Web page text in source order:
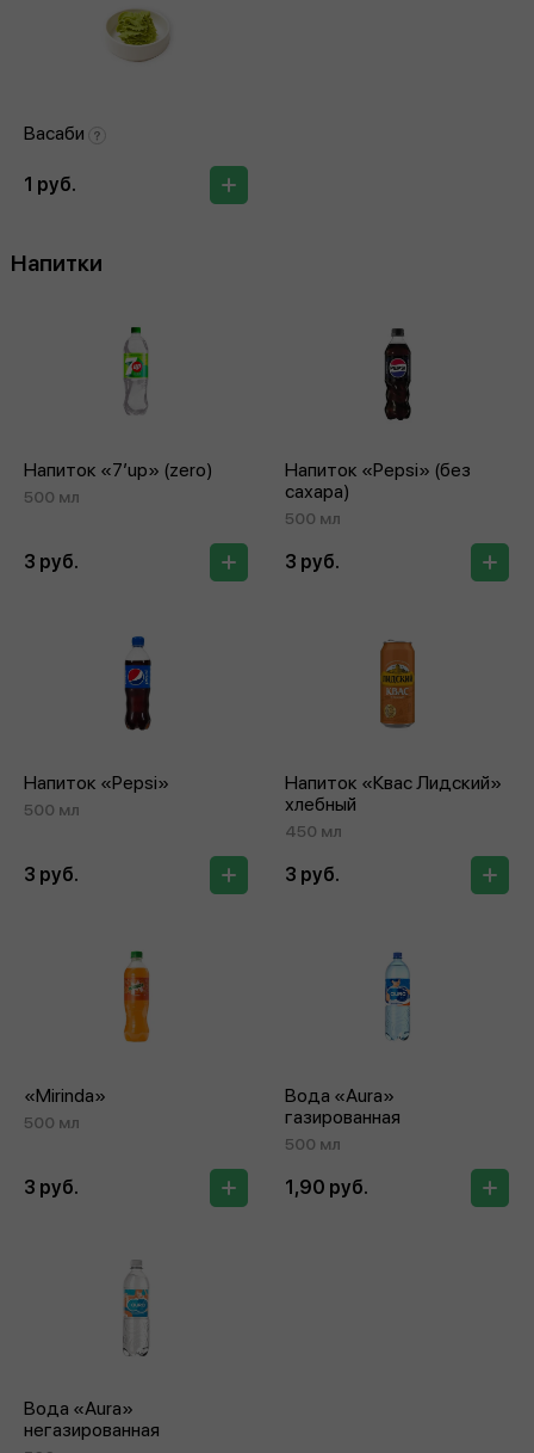
Васаби
1 руб.
Напитки
Напиток «7’up» (zero)
500 мл
3 руб.
Напиток «Pepsi» (без
сахара)
500 мл
3 руб.
Напиток «Pepsi»
500 мл
3 руб.
Напиток «Квас Лидский»
хлебный
450 мл
3 руб.
«Mirinda»
500 мл
3 руб.
Вода «Аura»
газированная
500 мл
1,90 руб.
Вода «Аura»
негазированная